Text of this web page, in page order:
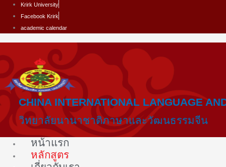
content
Krirk University
Facebook Krirk
academic calendar
CHINA INTERNATIONAL LANGUAGE
วิทยาลัยนานาชาติภาษาและวัฒนธรรมจีน
หน้าแรก
หลักสูตร